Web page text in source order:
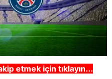
etmek için tıklayın...